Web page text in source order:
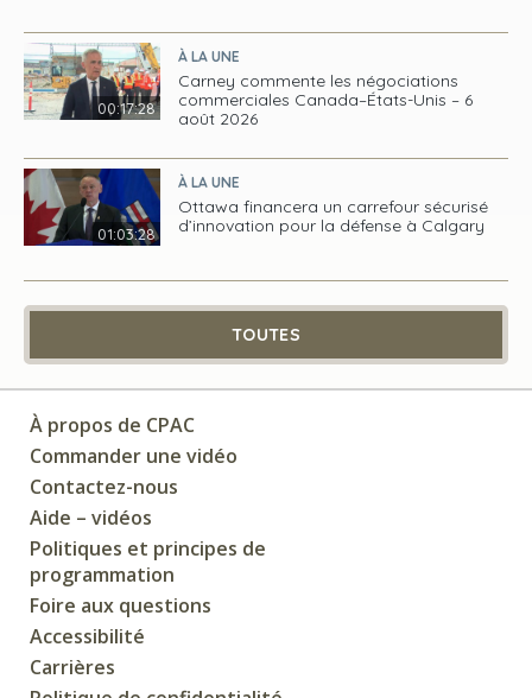
00:17:28
À LA UNE
Carney commente les négociations
commerciales Canada–États-Unis – 6
août 2026
01:03:28
À LA UNE
Ottawa financera un carrefour sécurisé
d’innovation pour la défense à Calgary
TOUTES
À propos de CPAC
Commander une vidéo
Contactez-nous
Aide – vidéos
Politiques et principes de
programmation
Foire aux questions
Accessibilité
Carrières